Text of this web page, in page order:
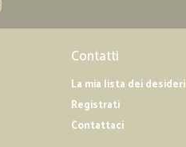
Contatti
La mia lista dei desideri
Registrati
Contattaci